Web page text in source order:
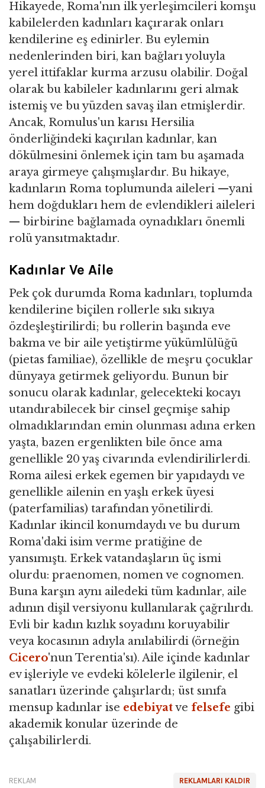
Hikayede, Roma'nın ilk yerleşimcileri komşu
kabilelerden kadınları kaçırarak onları
kendilerine eş edinirler. Bu eylemin
nedenlerinden biri, kan bağları yoluyla
yerel ittifaklar kurma arzusu olabilir. Doğal
olarak bu kabileler kadınlarını geri almak
istemiş ve bu yüzden savaş ilan etmişlerdir.
Ancak, Romulus'un karısı Hersilia
önderliğindeki kaçırılan kadınlar, kan
dökülmesini önlemek için tam bu aşamada
araya girmeye çalışmışlardır. Bu hikaye,
kadınların Roma toplumunda aileleri —yani
hem doğdukları hem de evlendikleri aileleri
— birbirine bağlamada oynadıkları önemli
rolü yansıtmaktadır.
Kadınlar Ve Aile
Pek çok durumda Roma kadınları, toplumda
kendilerine biçilen rollerle sıkı sıkıya
özdeşleştirilirdi; bu rollerin başında eve
bakma ve bir aile yetiştirme yükümlülüğü
(pietas familiae), özellikle de meşru çocuklar
dünyaya getirmek geliyordu. Bunun bir
sonucu olarak kadınlar, gelecekteki kocayı
utandırabilecek bir cinsel geçmişe sahip
olmadıklarından emin olunması adına erken
yaşta, bazen ergenlikten bile önce ama
genellikle 20 yaş civarında evlendirilirlerdi.
Roma ailesi erkek egemen bir yapıdaydı ve
genellikle ailenin en yaşlı erkek üyesi
(paterfamilias) tarafından yönetilirdi.
Kadınlar ikincil konumdaydı ve bu durum
Roma'daki isim verme pratiğine de
yansımıştı. Erkek vatandaşların üç ismi
olurdu: praenomen, nomen ve cognomen.
Buna karşın aynı ailedeki tüm kadınlar, aile
adının dişil versiyonu kullanılarak çağrılırdı.
Evli bir kadın kızlık soyadını koruyabilir
veya kocasının adıyla anılabilirdi (örneğin
Cicero'nun Terentia'sı). Aile içinde kadınlar
ev işleriyle ve evdeki kölelerle ilgilenir, el
sanatları üzerinde çalışırlardı; üst sınıfa
mensup kadınlar ise edebiyatve felsefe gibi
akademik konular üzerinde de
çalışabilirlerdi.
REKLAMLARI KALDIR
REKLAM